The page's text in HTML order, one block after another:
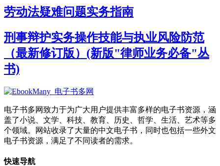
劳动法疑难问题实务指南
刑事辩护实务操作技能与执业风险防范
（最新修订版）(新版"律师业务必备"丛
书)
电子书多网致力于为广大用户提供丰富多样的电子书资源，涵
盖了小说、文学、科技、教育、历史、哲学、生活、艺术等多
个领域。网站收录了大量的中文电子书，同时也包括一些外文
电子书资源，满足了不同读者的需求。
快速导航